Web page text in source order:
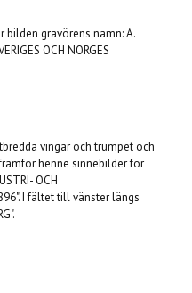
bilden gravörens namn: A.
OCH NORGES
vingar och trumpet och
henne sinnebilder för
OCH
I fältet till vänster längs